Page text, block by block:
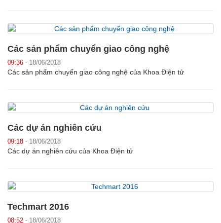
Các sản phẩm chuyển giao công nghệ
09:36 - 18/06/2018
Các sản phẩm chuyển giao công nghệ của Khoa Điện tử
Các dự án nghiên cứu
09:18 - 18/06/2018
Các dự án nghiên cứu của Khoa Điện tử
Techmart 2016
08:52 - 18/06/2018